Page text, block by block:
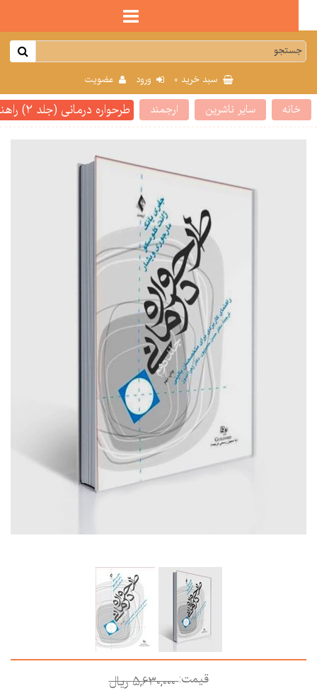
سبد خرید0 ورود عضویت
سایر ناشرین ارجمند طرحواره درمانی (جلد 2) راهنمای کاربردی برای متخصصین بالینی
قیمت:5,630,000 ريال